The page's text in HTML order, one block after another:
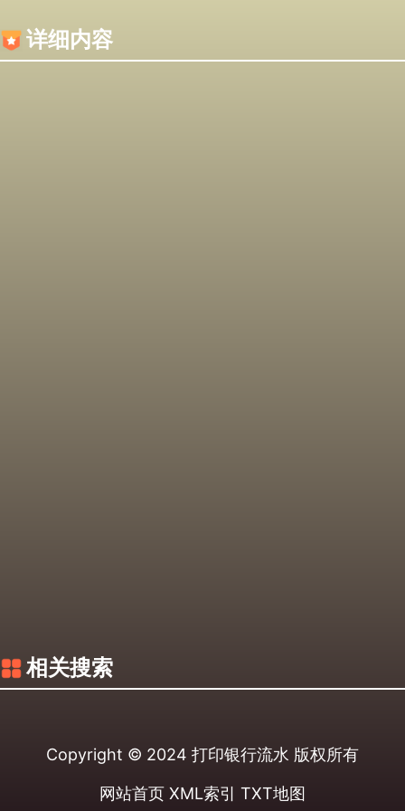
详细内容
相关搜索
Copyright © 2024 打印银行流水 版权所有
网站首页 XML索引 TXT地图